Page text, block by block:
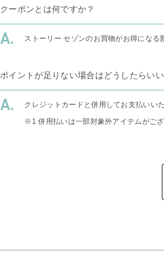
クーポンとは何ですか？
ストーリー セゾンのお買物がお得になる
ポイントが足りない場合はどうしたらい
クレジットカードと併用してお支払いい
※1 併用払いは一部対象外アイテムがご